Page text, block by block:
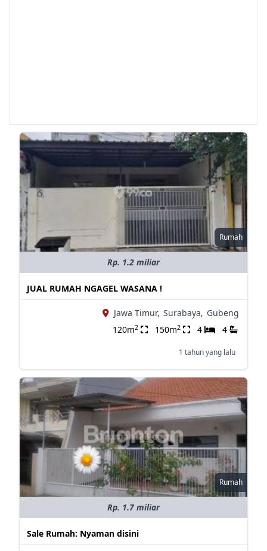
Rumah
Rp. 1.2 miliar
JUAL RUMAH NGAGEL WASANA !
Jawa Timur, Surabaya, Gubeng
120m2 150m2 4 4
1 tahun yang lalu
Rumah
Rp. 1.7 miliar
Sale Rumah: Nyaman disini